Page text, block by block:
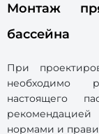
Монтаж
бассейна
При
необходимо
настоящего
нормами и